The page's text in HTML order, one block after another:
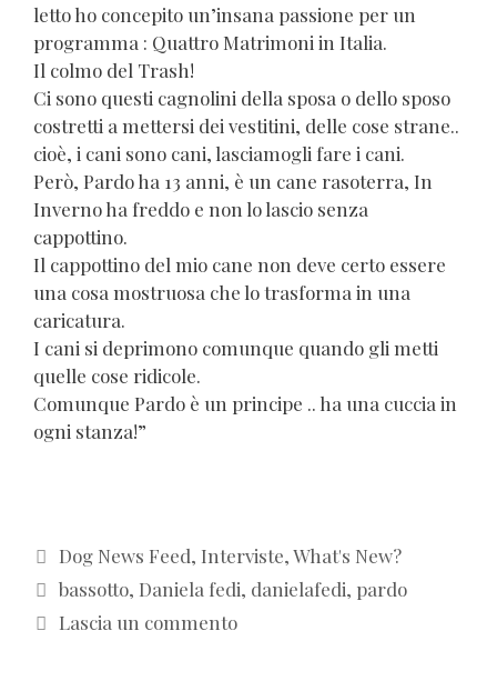
letto ho concepito un’insana passione per un
programma : Quattro Matrimoni in Italia.
Il colmo del Trash!
Ci sono questi cagnolini della sposa o dello sposo
costretti a mettersi dei vestitini, delle cose strane..
cioè, i cani sono cani, lasciamogli fare i cani.
Però, Pardo ha 13 anni, è un cane rasoterra, In
Inverno ha freddo e non lo lascio senza
cappottino.
Il cappottino del mio cane non deve certo essere
una cosa mostruosa che lo trasforma in una
caricatura.
I cani si deprimono comunque quando gli metti
quelle cose ridicole.
Comunque Pardo è un principe .. ha una cuccia in
ogni stanza!”
Categorie
Dog News Feed, Interviste,What's New?
Tag
bassotto, Daniela fedi, danielafedi, pardo
Lascia un commento